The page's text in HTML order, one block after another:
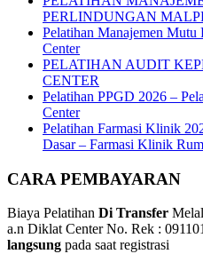
PERLINDUNGAN
Pelatihan Manajemen
Center
PELATIHAN AUDIT
CENTER
Pelatihan PPGD 2026 –
Center
Pelatihan Farmasi Klinik
Dasar – Farmasi Klinik
CARA PEMBAYARAN
Biaya Pelatihan Di Transfer
a.n Diklat Center No. Rek :
langsung pada saat registrasi